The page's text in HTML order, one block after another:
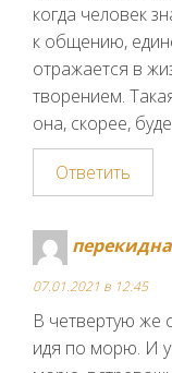
когда человек
к общению,
отражается в
творением.
она, скорее,
Ответить
07.01.2021 в 12:45
В четвертую же
идя по морю. И